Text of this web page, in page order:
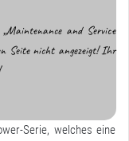
and Service
Seite nicht angezeigt! Ihr
Serie, welches eine